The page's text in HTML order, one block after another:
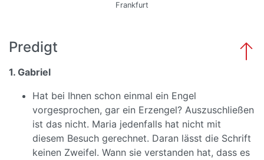
Frankfurt
Predigt
1. Gabriel
Hat bei Ihnen schon einmal ein Engel
vorgesprochen, gar ein Erzengel? Auszuschließen
ist das nicht. Maria jedenfalls hat nicht mit
diesem Besuch gerechnet. Daran lässt die Schrift
keinen Zweifel. Wann sie verstanden hat, dass es